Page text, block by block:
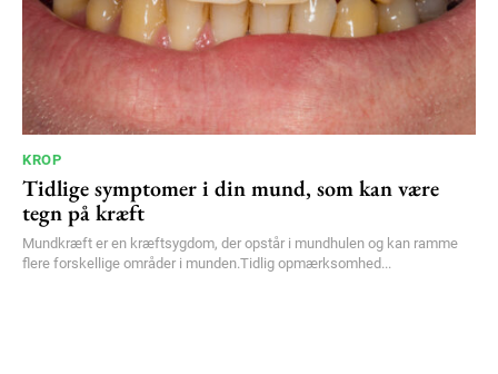
KROP
Tidlige symptomer i din mund, som kan være
tegn på kræft
Mundkræft er en kræftsygdom, der opstår i mundhulen og kan ramme
flere forskellige områder i munden.Tidlig opmærksomhed...